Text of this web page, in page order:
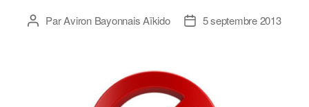
Auteur
ParAviron Bayonnais Aïkido
Date5 septembre 2013